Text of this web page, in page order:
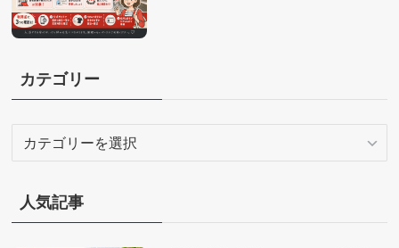
カテゴリー
リ
ー
人気記事